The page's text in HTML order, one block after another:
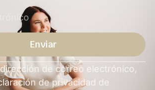
Enviar
de correo electrónico,
de privacidad de